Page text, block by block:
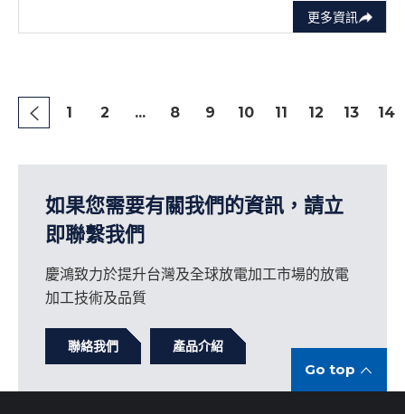
更多資訊
1 2 ... 8 9 10 11 12 13 14
如果您需要有關我們的資訊，請立
即聯繫我們
慶鴻致力於提升台灣及全球放電加工市場的放電
加工技術及品質
聯絡我們 產品介紹
Go top